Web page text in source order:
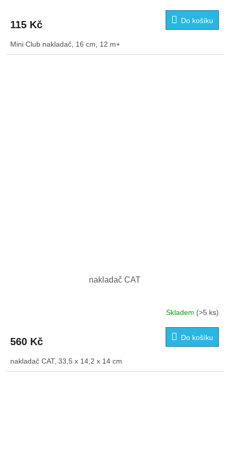
115 Kč Do košíku
Mini Club nakladač, 16 cm, 12 m+
nakladač CAT
je
z
5
Skladem (>5 ks)
560 Kč Do košíku
nakladač CAT, 33,5 x 14,2 x 14 cm